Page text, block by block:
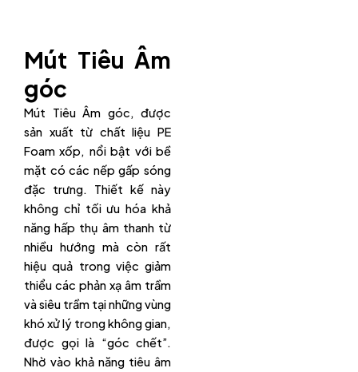
Mút Tiêu Âm
góc
Mút Tiêu Âm góc, được
sản xuất từ chất liệu PE
Foam xốp, nổi bật với bề
mặt có các nếp gấp sóng
đặc trưng. Thiết kế này
không chỉ tối ưu hóa khả
năng hấp thụ âm thanh từ
nhiều hướng mà còn rất
hiệu quả trong việc giảm
thiểu các phản xạ âm trầm
và siêu trầm tại những vùng
khó xử lý trong không gian,
được gọi là “góc chết”.
Nhờ vào khả năng tiêu âm